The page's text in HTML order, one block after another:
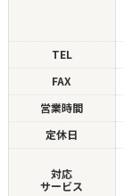
TEL
FAX
営業時間
定休日
対応
サービス